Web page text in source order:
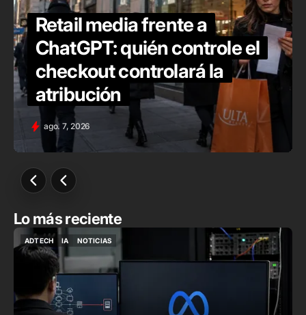
Retail media frente a
ChatGPT: quién controle el
checkout controlará la
atribución
ago. 7, 2026
Lo más reciente
ADTECH
ADTECH
IA
NOTICIAS